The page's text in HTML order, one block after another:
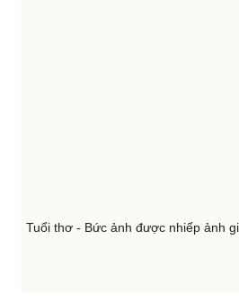
Tuổi thơ - Bức ảnh được nhiếp ảnh